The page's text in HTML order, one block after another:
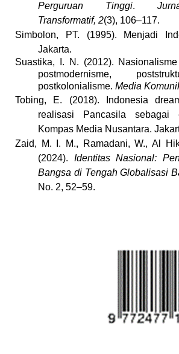
Perguruan Tinggi.
Transformatif, 2(3), 106–117.
Simbolon, PT. (1995). Menjadi
Jakarta.
Suastika, I. N. (2012).
postmodernisme,
postkolonialisme. Media
Tobing, E. (2018). Indonesia
realisasi Pancasila sebagai
Kompas Media Nusantara.
Zaid, M. I. M., Ramadani, W., Al
(2024). Identitas Nasional:
Bangsa di Tengah Globalisasi
No. 2, 52–59.